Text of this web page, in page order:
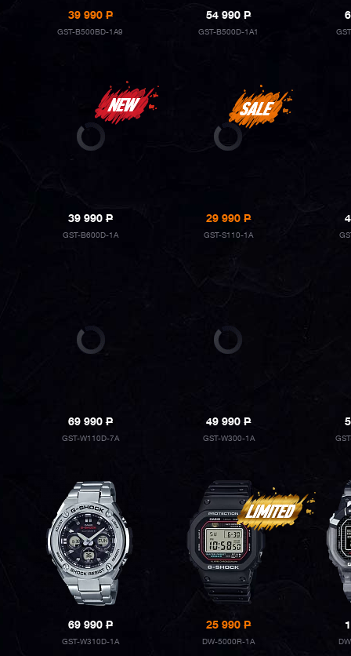
39 990P
GST-B500BD-1A9
54 990P
GST-B500D-1A1
39 990P
GST-B600D-1A
29 990P
GST-S110-1A
69 990P
GST-W110D-7A
49 990P
GST-W300-1A
69 990P
GST-W310D-1A
25 990P
DW-5000R-1A